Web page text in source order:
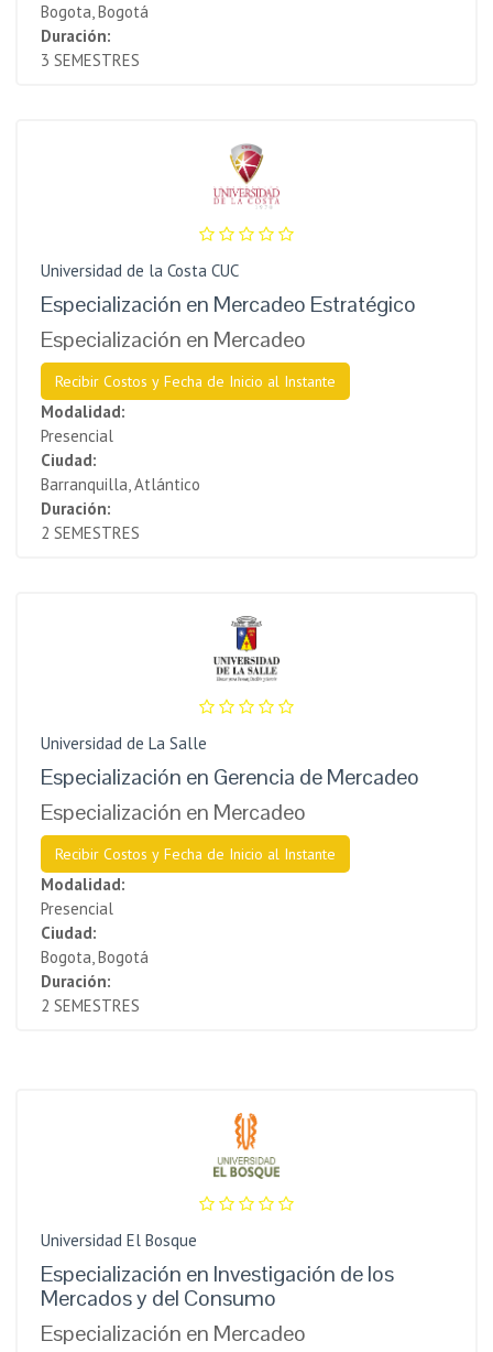
Bogota, Bogotá
Duración:
3 SEMESTRES
Universidad de la Costa CUC
Especialización en Mercadeo Estratégico
Especialización en Mercadeo
Recibir Costos y Fecha de Inicio al Instante
Modalidad:
Presencial
Ciudad:
Barranquilla, Atlántico
Duración:
2 SEMESTRES
Universidad de La Salle
Especialización en Gerencia de Mercadeo
Especialización en Mercadeo
Recibir Costos y Fecha de Inicio al Instante
Modalidad:
Presencial
Ciudad:
Bogota, Bogotá
Duración:
2 SEMESTRES
Universidad El Bosque
Especialización en Investigación de los
Mercados y del Consumo
Especialización en Mercadeo